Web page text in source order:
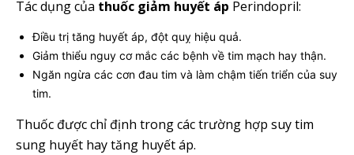
Tác dụng của thuốc giảm huyết áp Perindopril:
Điều trị tăng huyết áp, đột quỵ hiệu quả.
Giảm thiểu nguy cơ mắc các bệnh về tim mạch hay thận.
Ngăn ngừa các cơn đau tim và làm chậm tiến triển của suy
tim.
Thuốc được chỉ định trong các trường hợp suy tim
sung huyết hay tăng huyết áp.